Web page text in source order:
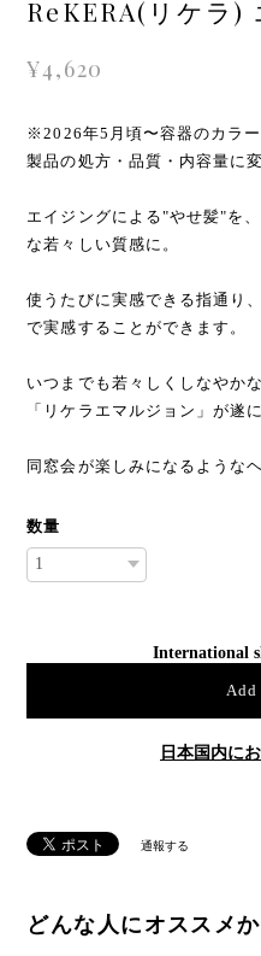
ReKERA(リケラ)
¥4,620
※2026年5月頃〜容器のカラー
製品の処方・品質・内容量に
エイジングによる"やせ髪"を
な若々しい質感に。
使うたびに実感できる指通り
で実感することができます。
いつまでも若々しくしなやか
「リケラエマルジョン」が遂
同窓会が楽しみになるようなヘ
数量
International
日本国内に
通報する
どんな人にオススメか